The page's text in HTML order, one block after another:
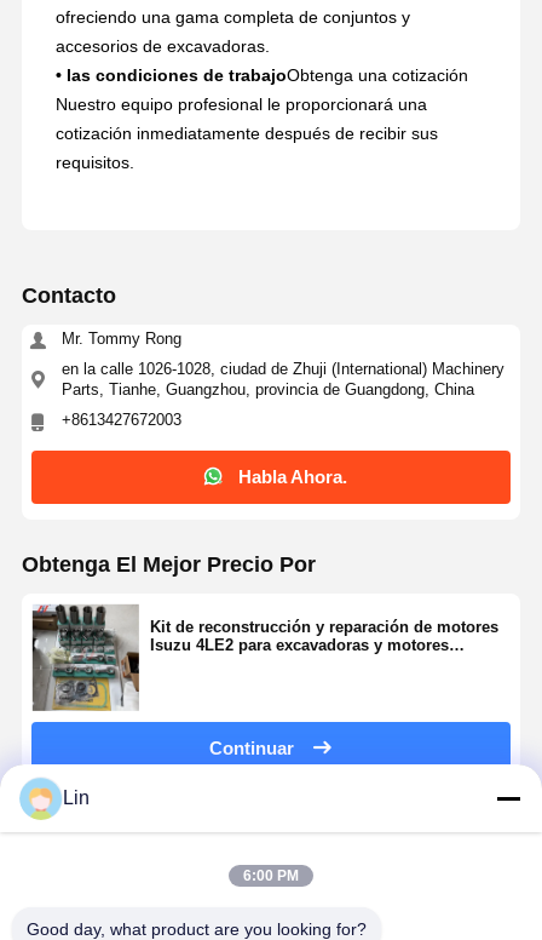
ofreciendo una gama completa de conjuntos y
accesorios de excavadoras.
• las condiciones de trabajoObtenga una cotización
Nuestro equipo profesional le proporcionará una
cotización inmediatamente después de recibir sus
requisitos.
Contacto
Mr. Tommy Rong
en la calle 1026-1028, ciudad de Zhuji (International) Machinery
Parts, Tianhe, Guangzhou, provincia de Guangdong, China
+8613427672003
Habla Ahora.
Obtenga El Mejor Precio Por
Kit de reconstrucción y reparación de motores
Isuzu 4LE2 para excavadoras y motores
Continuar
Productos Recomendados
Lin
6:00 PM
Good day, what product are you looking for?